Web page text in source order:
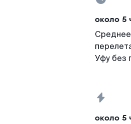
около 5
Уфу без
около 5